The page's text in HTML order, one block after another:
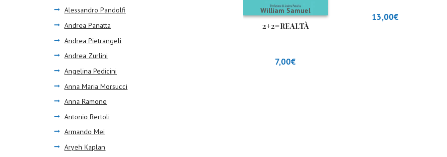
William Samuel
2+2=REALTÀ
7,00€
13,00€
Alessandro Pandolfi
Andrea Panatta
Andrea Pietrangeli
Andrea Zurlini
Angelina Pedicini
Anna Maria Morsucci
Anna Ramone
Antonio Bertoli
Armando Mei
Aryeh Kaplan